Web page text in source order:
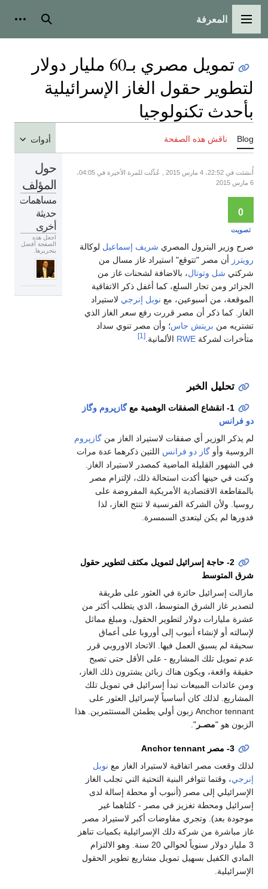
القائمة الرئيسية
المعرفة بحث
تمويل مصري بـ60 مليار دولار
لتطوير حقول الغاز الإسرائيلية
بأحدث تكنولوجيا
Blog ناقش هذه الصفحة أدوات
حول
المؤلف
مساهمات
حديثة
أخرى
اجعل هذه
الصفحة أفضل
بتحريرها.
أُنشئت في 22:52، 4 مارس 2015 , عُدِّلت للمرة الأخيرة في 04:05،
6 مارس 2015
0
تصويت
صرح وزير البترول المصري شريف إسماعيل لوكالة
رويترز أن مصر "تتوقع" استيراد غاز مسال من
شركتي شل وتوتال، بالاضافة لشحنات غاز من
الجزائر ومن تجار السلع، كما أغفل ذكر الاتفاقية
الموقعة، من أسبوعين، مع نوبل إنرجي لاستيراد
الغاز. كما ذكر أن مصر قررت رفع سعر الغاز الذي
تشتريه من بريتش جاس؛ وأن مصر تنوي سداد
متأخرات لشركة RWE الألمانية. [1]
تحليل الخبر
1- انقشاع الصفقات الوهمية مع گازپروم وگاز
دو فرانس
لم يذكر الوزير أي صفقات لاستيراد الغاز من گازپروم
الروسية وأو گاز دو فرانس اللتين ذكرهما عدة مرات
في الشهور القليلة الماضية كمصدر لاستيراد الغاز.
وكنت في حينها أكدت استحالة ذلك، لإلتزام مصر
بالمقاطعة الاقتصادية الأمريكية المفروضة على
روسيا. ولأن الشركة الفرنسية لا تنتج الغاز، لذا
فدورها لم يكن ليتعدى السمسرة.
2- حاجة إسرائيل لتمويل مكثف لتطوير حقول
شرق المتوسط
مازالت إسرائيل حائرة في العثور على طريقة
لتصدير غاز الشرق المتوسط، الذي يتطلب أكثر من
عشرة مليارات دولار لتطوير الحقول، ومبلغ مماثل
لإسالته أو لإنشاء أنبوب إلى أوروبا على أعماق
سحيقة لم يسبق العمل فيها. الاتحاد الاوروبي قرر
عدم تمويل تلك المشاريع - على الأقل حتى تصبح
حقيقة واقعة، ويكون هناك زبائن يشترون ذلك الغاز،
ومن عائدات المبيعات تبدأ إسرائيل في تمويل تلك
المشاريع. لذلك كان أساسياً لإسرائيل العثور على
Anchor tennant زبون أولي يطمئن المستثمرين. هذا
الزبون هو "مصـر ".
3- مصر Anchor tennant
لذلك وقعت مصر اتفاقية لاستيراد الغاز مع نوبل
إنرجي، وقتما تتوافر البنية التحتية التي تجلب الغاز
الإسرائيلي إلى مصر (أنبوب أو محطة إسالة لدى
إسرائيل ومحطة تغزيز في مصر - كلتاهما غير
موجودة بعد). وتجري مفاوضات أكبر لاستيراد مصر
غاز مباشرة من شركة دلك الإسرائيلية بكميات تناهز
3 مليار دولار سنوياً لحوالي 20 سنة. وهو الالتزام
المادي الكفيل بسهيل تمويل مشاريع تطوير الحقول
الإسرائيلية.